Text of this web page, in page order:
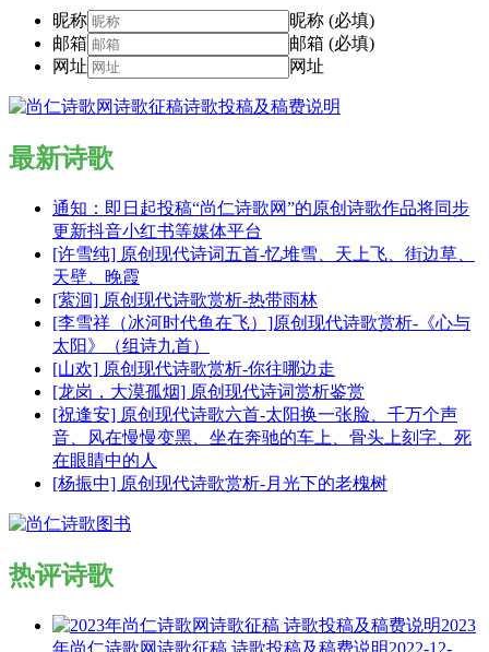
昵称
昵称 (必填)
邮箱
邮箱 (必填)
网址
网址
最新诗歌
通知：即日起投稿“尚仁诗歌网”的原创诗歌作品将同步
更新抖音小红书等媒体平台
[许雪纯] 原创现代诗词五首-忆堆雪、天上飞、街边草、
天壁、晚霞
[萦洄] 原创现代诗歌赏析-热带雨林
[李雪祥（冰河时代鱼在飞）]原创现代诗歌赏析-《心与
太阳》（组诗九首）
[山欢] 原创现代诗歌赏析-你往哪边走
[龙岗，大漠孤烟] 原创现代诗词赏析鉴赏
[祝逢安] 原创现代诗歌六首-太阳换一张脸、千万个声
音、风在慢慢变黑、坐在奔驰的车上、骨头上刻字、死
在眼睛中的人
[杨振中] 原创现代诗歌赏析-月光下的老槐树
热评诗歌
2023
年尚仁诗歌网诗歌征稿 诗歌投稿及稿费说明2022-12-